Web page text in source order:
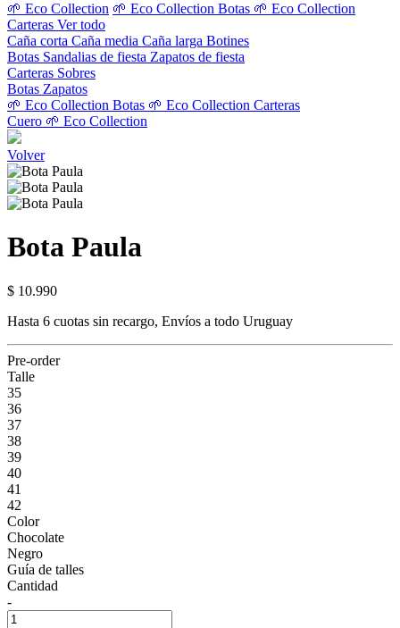
🌱 Eco Collection 🌱 Eco Collection Botas 🌱 Eco Collection
Carteras Ver todo
Caña corta Caña media Caña larga Botines
Botas Sandalias de fiesta Zapatos de fiesta
Carteras Sobres
Botas Zapatos
🌱 Eco Collection Botas 🌱 Eco Collection Carteras
Cuero 🌱 Eco Collection
Volver
Bota Paula
$ 10.990
Hasta 6 cuotas sin recargo, Envíos a todo Uruguay
Pre-order
Talle
35
36
37
38
39
40
41
42
Color
Chocolate
Negro
Guía de talles
Cantidad
-